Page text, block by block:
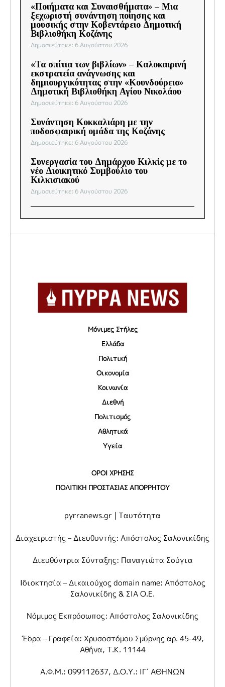
«Ποιήματα και Συναισθήματα» – Μια
ξεχωριστή συνάντηση ποίησης και
μουσικής στην Κοβεντάρειο Δημοτική
Βιβλιοθήκη Κοζάνης
Δημοσιεύτηκε: 6 Αυγούστου 2026
«Τα σπίτια των βιβλίων» – Καλοκαιρινή
εκστρατεία ανάγνωσης και
δημιουργικότητας στην «Κουνδούρειο»
Δημοτική Βιβλιοθήκη Αγίου Νικολάου
Δημοσιεύτηκε: 6 Αυγούστου 2026
Συνάντηση Κοκκαλιάρη με την
ποδοσφαιρική ομάδα της Κοζάνης
Δημοσιεύτηκε: 6 Αυγούστου 2026
Συνεργασία του Δημάρχου Κιλκίς με το
νέο Διοικητικό Συμβούλιο του
Κιλκισιακού
Δημοσιεύτηκε: 6 Αυγούστου 2026
Μόνιμες Στήλες
Ελλάδα
Πολιτική
Οικονομία
Κοινωνία
Διεθνή
Πολιτισμός
Αθλητικά
Υγεία
ΟΡΟΙ ΧΡΗΣΗΣ
ΠΟΛΙΤΙΚΗ ΠΡΟΣΤΑΣΙΑΣ ΑΠΟΡΡΗΤΟΥ
pyrranews.gr | Ταυτότητα
Διαχειριστής – Διευθυντής: Απόστολος Σαλονικίδης
Διευθύντρια Σύνταξης: Παναγιώτα Σούγια
Ιδιοκτησία – Δικαιούχος domain name: Απόστολος
Σαλονικίδης & ΣΙΑ Ο.Ε.
Νόμιμος Εκπρόσωπος: Απόστολος Σαλονικίδης
Έδρα – Γραφεία: Χρυσοστόμου Σμύρνης αρ. 45-49,
Αθήνα, Τ.Κ. 11144
Α.Φ.Μ.: 099112637, Δ.Ο.Υ.: ΙΓ΄ ΑΘΗΝΩΝ